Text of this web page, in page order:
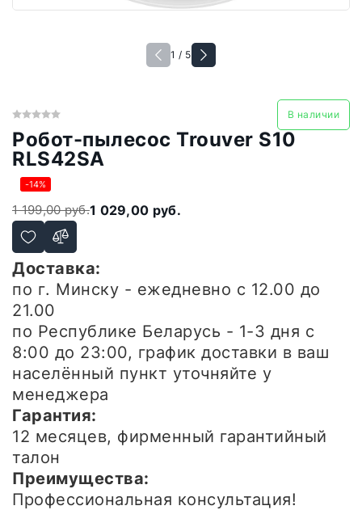
1 / 5
В наличии
Робот-пылесос Trouver S10
RLS42SA
-14%
1 199,00 руб.1 029,00 руб.
Доставка:
по г. Минску - ежедневно с 12.00 до
21.00
по Республике Беларусь - 1-3 дня с
8:00 до 23:00, график доставки в ваш
населённый пункт уточняйте у
менеджера
Гарантия:
12 месяцев, фирменный гарантийный
талон
Преимущества:
Профессиональная консультация!